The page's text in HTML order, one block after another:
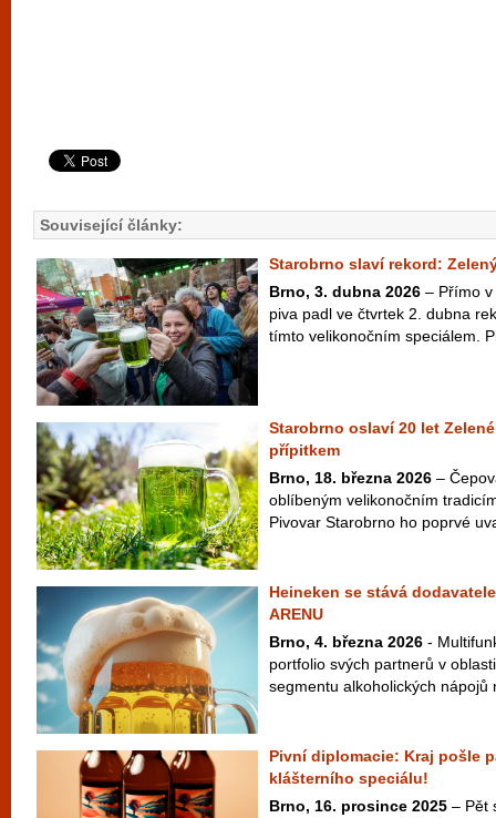
Související články:
Starobrno slaví rekord:
Brno, 3. dubna 2026 – Přímo
piva padl ve čtvrtek 2. dubna
tímto velikonočním speciálem.
Starobrno oslaví 20 let
přípitkem
Brno, 18. března 2026 –
oblíbeným velikonočním
Pivovar Starobrno ho poprvé
Heineken se stává
ARENU
Brno, 4. března 2026 -
portfolio svých partnerů v
segmentu alkoholických nápojů
Pivní diplomacie: Kraj pošle
klášterního speciálu!
Brno, 16. prosince 2025 – Pět